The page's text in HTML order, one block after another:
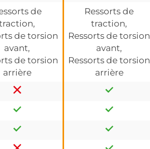
de
de torsion
avant,
de torsion
arrière
Ressorts de
traction,
Ressorts de torsion
avant,
Ressorts de torsion
arrière